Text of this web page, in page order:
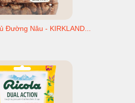
Đường Nâu - KIRKLAND...